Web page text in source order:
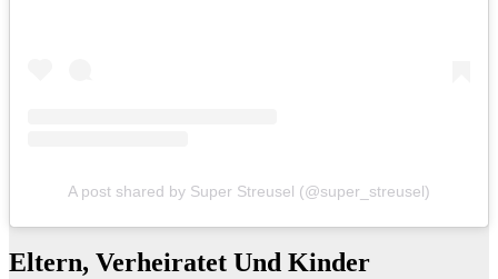
A post shared by Super Streusel (@super_streusel)
Eltern, Verheiratet Und Kinder